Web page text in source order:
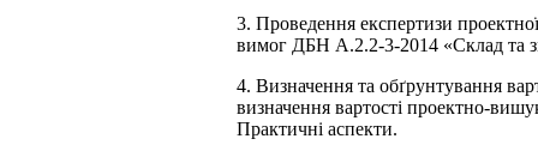
3. Проведення експертизи
вимог ДБН А.2.2-3-2014 «Склад та
4. Визначення та обґрунтування
визначення вартості проектно-
Практичні аспекти.